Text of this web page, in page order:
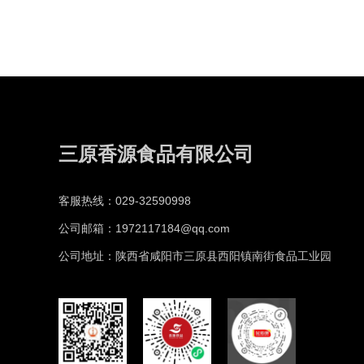
三原香源食品有限公司
客服热线：029-32590998
公司邮箱：1972117184@qq.com
公司地址：陕西省咸阳市三原县西阳镇南街食品工业园